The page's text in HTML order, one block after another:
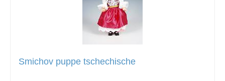
Smichov puppe tschechische